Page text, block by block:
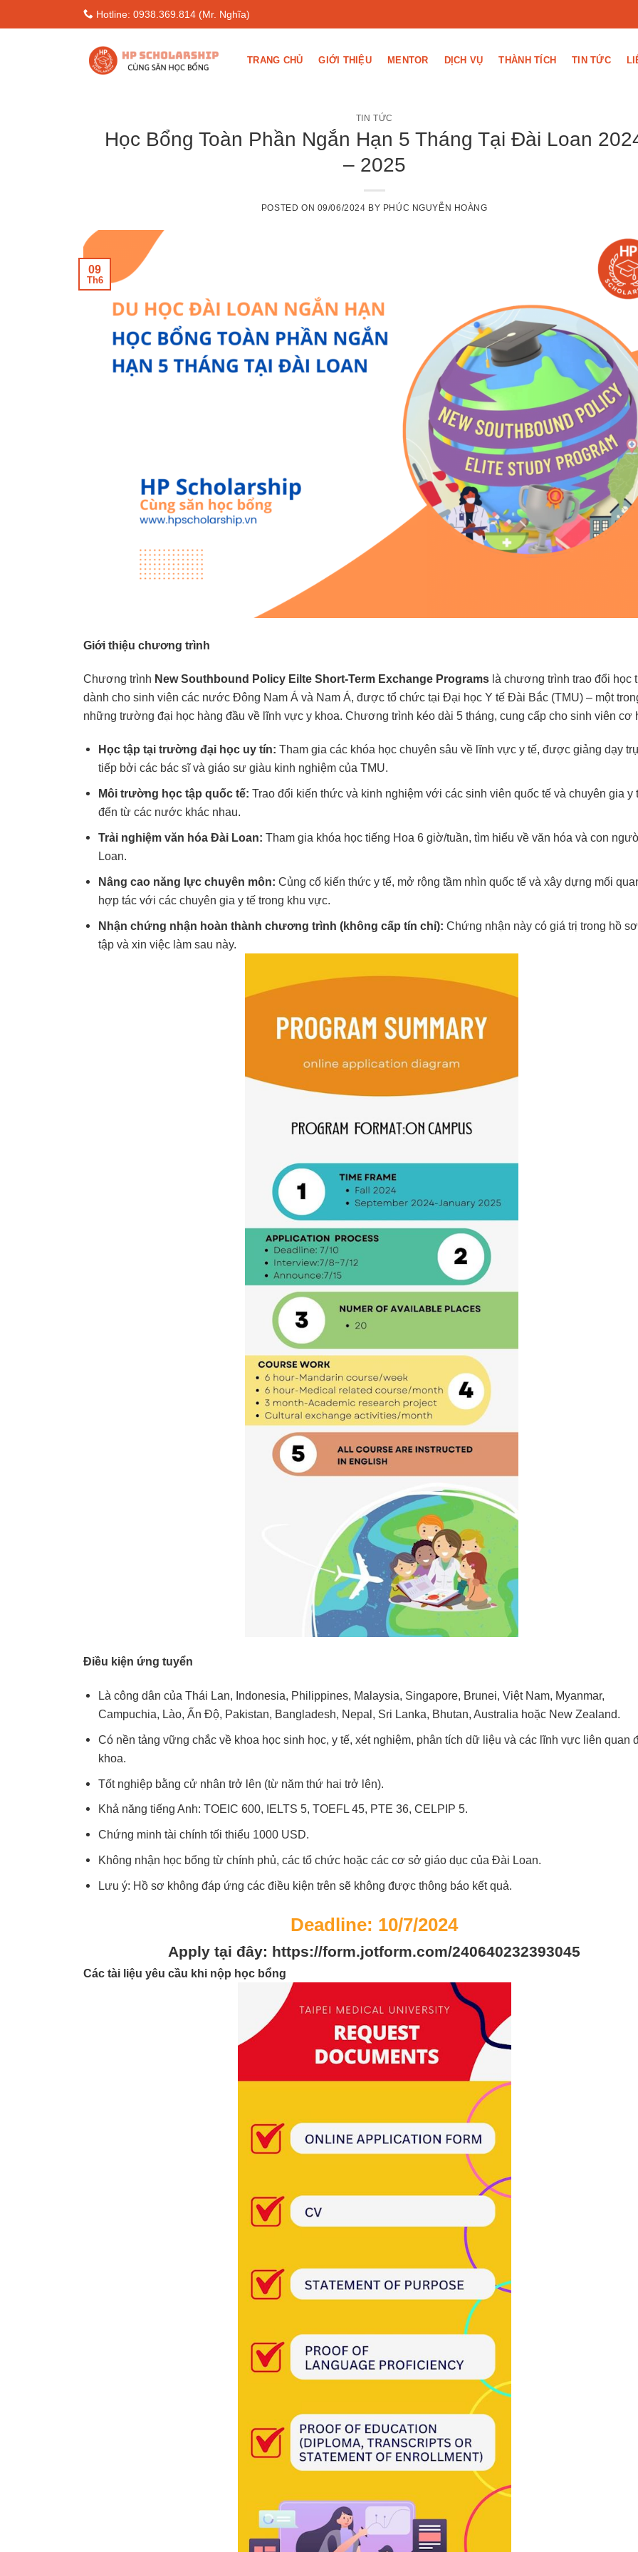
to
Hotline: 0938.369.814 (Mr. Nghĩa)
TRANG CHỦ GIỚI THIỆU MENTOR DỊCH VỤ THÀNH TÍCH TIN TỨC
TIN TỨC
Học Bổng Toàn Phần Ngắn Hạn 5 Tháng Tại Đài Loan
– 2025
POSTED ON 09/06/2024 BY PHÚC NGUYỄN HOÀNG
09
Th6
Giới thiệu chương trình
Chương trình New Southbound Policy Eilte Short-Term Exchange Programs là chương trình trao đổi học
dành cho sinh viên các nước Đông Nam Á và Nam Á, được tổ chức tại Đại học Y tế Đài Bắc (TMU) – một
những trường đại học hàng đầu về lĩnh vực y khoa. Chương trình kéo dài 5 tháng, cung cấp cho sinh viên cơ
Học tập tại trường đại học uy tín: Tham gia các khóa học chuyên sâu về lĩnh vực y tế, được giảng dạy
tiếp bởi các bác sĩ và giáo sư giàu kinh nghiệm của TMU.
Môi trường học tập quốc tế: Trao đổi kiến thức và kinh nghiệm với các sinh viên quốc tế và chuyên gia y
đến từ các nước khác nhau.
Trải nghiệm văn hóa Đài Loan: Tham gia khóa học tiếng Hoa 6 giờ/tuần, tìm hiểu về văn hóa và con
Loan.
Nâng cao năng lực chuyên môn: Củng cố kiến thức y tế, mở rộng tầm nhìn quốc tế và xây dựng mối
hợp tác với các chuyên gia y tế trong khu vực.
Nhận chứng nhận hoàn thành chương trình (không cấp tín chỉ): Chứng nhận này có giá trị trong hồ
tập và xin việc làm sau này.
Điều kiện ứng tuyển
Là công dân củaThái Lan, Indonesia, Philippines, Malaysia, Singapore, Brunei, Việt Nam, Myanmar,
Campuchia, Lào, Ấn Độ, Pakistan, Bangladesh, Nepal, Sri Lanka, Bhutan, Australia hoặc New Zealand.
Có nền tảng vững chắc về khoa học sinh học, y tế, xét nghiệm, phân tích dữ liệu và các lĩnh vực liên quan
khoa.
Tốt nghiệp bằng cử nhân trở lên (từ năm thứ hai trở lên).
Khả năng tiếng Anh: TOEIC 600, IELTS 5, TOEFL 45, PTE 36, CELPIP 5.
Chứng minh tài chính tối thiểu 1000 USD.
Không nhận học bổng từ chính phủ, các tổ chức hoặc các cơ sở giáo dục của Đài Loan.
Lưu ý: Hồ sơ không đáp ứng các điều kiện trên sẽ không được thông báo kết quả.
Deadline: 10/7/2024
Apply tại đây: https://form.jotform.com/240640232393045
Các tài liệu yêu cầu khi nộp học bổng